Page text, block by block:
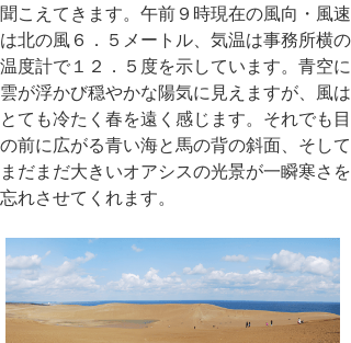
聞こえてきます。午前９時現在の風向・風速
は北の風６．５メートル、気温は事務所横の
温度計で１２．５度を示しています。青空に
雲が浮かび穏やかな陽気に見えますが、風は
とても冷たく春を遠く感じます。それでも目
の前に広がる青い海と馬の背の斜面、そして
まだまだ大きいオアシスの光景が一瞬寒さを
忘れさせてくれます。